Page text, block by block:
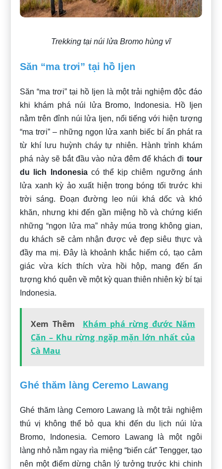
Trekking tại núi lửa Bromo hùng vĩ
Săn “ma trơi” tại hồ Ijen
Săn “ma trơi” tại hồ Ijen là một trải nghiệm độc đáo
khi khám phá núi lửa Bromo, Indonesia. Hồ Ijen
nằm trên đỉnh núi lửa Ijen, nổi tiếng với hiện tượng
“ma trơi” – những ngọn lửa xanh biếc bí ẩn phát ra
từ khí lưu huỳnh cháy tự nhiên. Hành trình khám
phá này sẽ bắt đầu vào nửa đêm để khách đi tour
du lich Indonesiacó thể kịp chiêm ngưỡng ánh
lửa xanh kỳ ảo xuất hiện trong bóng tối trước khi
trời sáng. Đoạn đường leo núi khá dốc và khó
khăn, nhưng khi đến gần miệng hồ và chứng kiến
những “ngọn lửa ma” nhảy múa trong không gian,
du khách sẽ cảm nhận được vẻ đẹp siêu thực và
đầy ma mị. Đây là khoảnh khắc hiếm có, tạo cảm
giác vừa kích thích vừa hồi hộp, mang đến ấn
tượng khó quên về một kỳ quan thiên nhiên kỳ bí tại
Indonesia.
Xem Thêm
Khám phá rừng đước Năm
Căn – Khu rừng ngặp mặn lớn nhất của
Cà Mau
Ghé thăm làng Ceremo Lawang
Ghé thăm làng Cemoro Lawang là một trải nghiệm
thú vị không thể bỏ qua khi đến du lịch núi lửa
Bromo, Indonesia. Cemoro Lawang là một ngôi
làng nhỏ nằm ngay rìa miệng “biển cát” Tengger, tạo
nên một điểm dừng chân lý tưởng trước khi chinh